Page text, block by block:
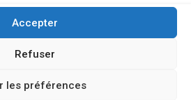
Accepter
Refuser
les préférences
de faillites en province de
en 2025 »
dont un magasin est situé à Ath a